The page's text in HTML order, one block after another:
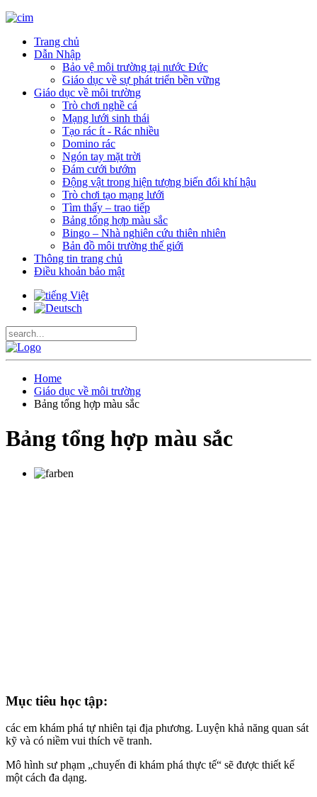
Trang chủ
Dẫn Nhập
Bảo vệ môi trường tại nước Đức
Giáo dục về sự phát triển bền vững
Giáo dục về môi trường
Trò chơi nghề cá
Mạng lưới sinh thái
Tạo rác ít - Rác nhiều
Domino rác
Ngón tay mặt trời
Đám cưới bướm
Động vật trong hiện tượng biến đổi khí hậu
Trò chơi tạo mạng lưới
Tìm thấy – trao tiếp
Bảng tổng hợp màu sắc
Bingo – Nhà nghiên cứu thiên nhiên
Bản đồ môi trường thế giới
Thông tin trang chủ
Điều khoản bảo mật
Home
Giáo dục về môi trường
Bảng tổng hợp màu sắc
Bảng tổng hợp màu sắc
Mục tiêu học tập:
các em khám phá tự nhiên tại địa phương. Luyện khả năng quan sát
kỹ và có niềm vui thích vẽ tranh.
Mô hình sư phạm „chuyến đi khám phá thực tế“ sẽ được thiết kế
một cách đa dạng.